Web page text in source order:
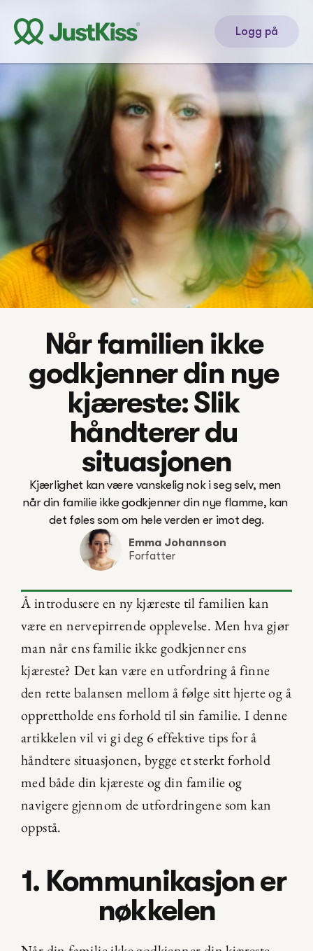
Logg på
Når familien ikke
godkjenner din nye
kjæreste: Slik
håndterer du
situasjonen
Kjærlighet kan være vanskelig nok i seg selv, men
når din familie ikke godkjenner din nye flamme, kan
det føles som om hele verden er imot deg.
Emma Johannson
Forfatter
Å introdusere en ny kjæreste til familien kan
være en nervepirrende opplevelse. Men hva gjør
man når ens familie ikke godkjenner ens
kjæreste? Det kan være en utfordring å finne
den rette balansen mellom å følge sitt hjerte og å
opprettholde ens forhold til sin familie. I denne
artikkelen vil vi gi deg 6 effektive tips for å
håndtere situasjonen, bygge et sterkt forhold
med både din kjæreste og din familie og
navigere gjennom de utfordringene som kan
oppstå.
1. Kommunikasjon er
nøkkelen